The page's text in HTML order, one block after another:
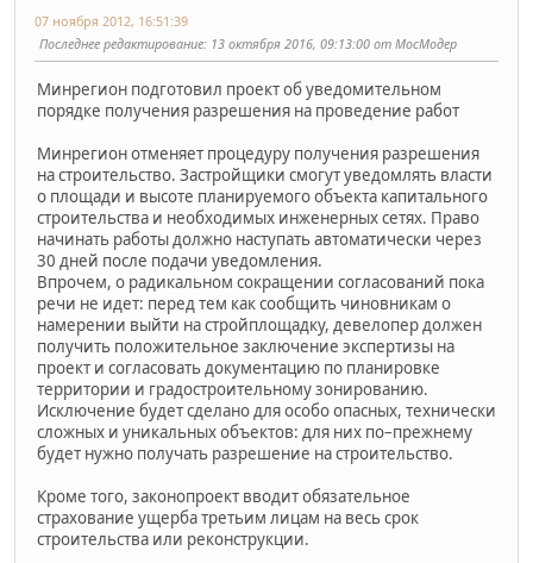
07 ноября 2012, 16:51:39
Последнее редактирование: 13 октября 2016, 09:13:00 от МосМодер
Минрегион подготовил проект об уведомительном
порядке получения разрешения на проведение работ
Минрегион отменяет процедуру получения разрешения
на строительство. Застройщики смогут уведомлять власти
о площади и высоте планируемого объекта капитального
строительства и необходимых инженерных сетях. Право
начинать работы должно наступать автоматически через
30 дней после подачи уведомления.
Впрочем, о радикальном сокращении согласований пока
речи не идет: перед тем как сообщить чиновникам о
намерении выйти на стройплощадку, девелопер должен
получить положительное заключение экспертизы на
проект и согласовать документацию по планировке
территории и градостроительному зонированию.
Исключение будет сделано для особо опасных, технически
сложных и уникальных объектов: для них по–прежнему
будет нужно получать разрешение на строительство.
Кроме того, законопроект вводит обязательное
страхование ущерба третьим лицам на весь срок
строительства или реконструкции.